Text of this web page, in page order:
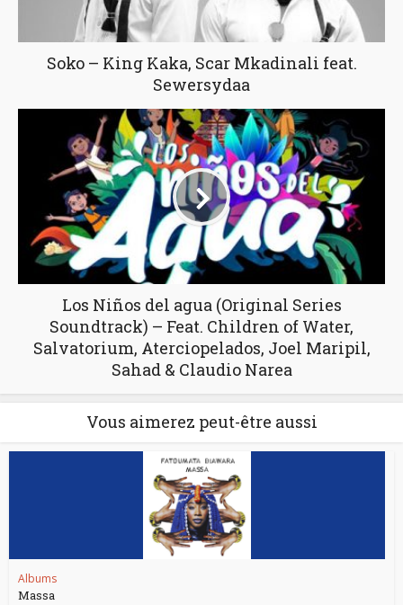
Soko – King Kaka, Scar Mkadinali feat.
Sewersydaa
Los Niños del agua (Original Series
Soundtrack) – Feat. Children of Water,
Salvatorium, Aterciopelados, Joel Maripil,
Sahad & Claudio Narea
Vous aimerez peut-être aussi
Albums
Massa